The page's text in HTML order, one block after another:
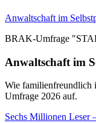
Anwaltschaft im
BRAK-Umfrage
Anwaltschaft im
Wie familienfreundlich
Umfrage 2026 auf.
Sechs Millionen Leser